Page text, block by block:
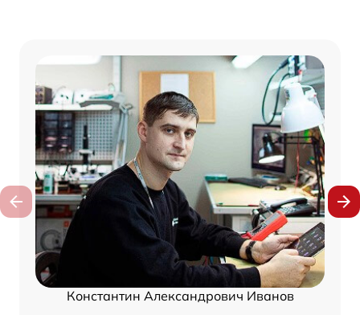
Константин Александрович Иванов